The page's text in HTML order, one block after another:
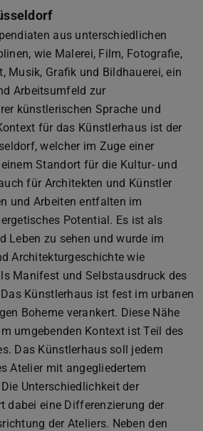
aus unterschiedlichen
wie Malerei, Film, Fotografie,
Musik, Grafik und Bildhauerei, ein
Arbeitsumfeld zur
künstlerischen Sprache und
für das Künstlerhaus ist der
welcher im Zuge einer
Standort für die Kultur- und
für Architekten und Künstler
und Arbeiten entfalten im
Potential. Es ist als
Leben zu sehen und wurde im
Architekturgeschichte wie
Manifest und Selbstausdruck des
Künstlerhaus ist fest im urbanen
Boheme verankert. Diese Nähe
umgebenden Kontext ist Teil des
Das Künstlerhaus soll jedem
Atelier mit angegliedertem
Unterschiedlichkeit der
dabei eine Differenzierung der
der Ateliers. Neben den